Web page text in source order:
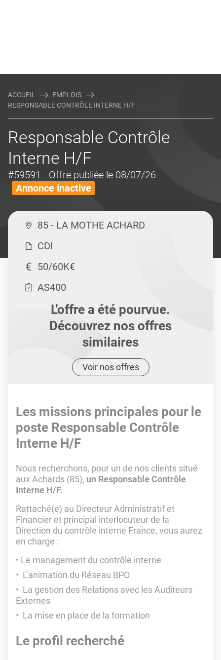
ACCUEIL
EMPLOIS
RESPONSABLE CONTRÔLE INTERNE H/F
Responsable Contrôle
Interne H/F
#59591 - Offre publiée le 08/07/26
Annonce inactive
85 - LA MOTHE ACHARD
CDI
50/60K€
AS400
L'offre a été pourvue.
Découvrez nos offres
similaires
Voir nos offres
Les missions principales pour le
poste Responsable Contrôle
Interne H/F
Nous recherchons, pour un de nos clients situé
aux Achards (85), un Responsable Contrôle
Interne H/F.
Rattaché(e) au Directeur Administratif et
Financier et principal interlocuteur de la
Direction du contrôle interne France, vous aurez
en charge :
Le management du contrôle interne
L’animation du Réseau BPO
La gestion des Relations avec les Auditeurs
Externes
La mise en place de la formation
Le profil recherché